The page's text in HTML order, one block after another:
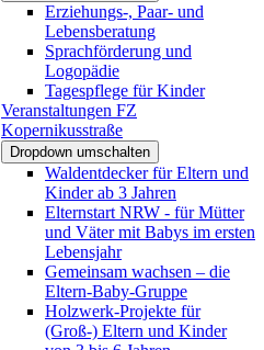
Erziehungs-, Paar- und
Lebensberatung
Sprachförderung und
Logopädie
Tagespflege für Kinder
Veranstaltungen FZ
Kopernikusstraße
Dropdown umschalten
Waldentdecker für Eltern und
Kinder ab 3 Jahren
Elternstart NRW - für Mütter
und Väter mit Babys im ersten
Lebensjahr
Gemeinsam wachsen – die
Eltern-Baby-Gruppe
Holzwerk-Projekte für
(Groß-) Eltern und Kinder